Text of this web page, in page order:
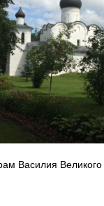
Василия Великого